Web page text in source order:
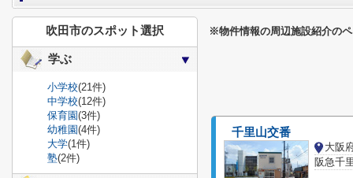
※物件情報の周辺施設紹介の
千里山交番
大阪
阪急千
吹田市のスポット選択
学ぶ
小学校(21件)
中学校(12件)
保育園(3件)
幼稚園(4件)
大学(1件)
塾(2件)